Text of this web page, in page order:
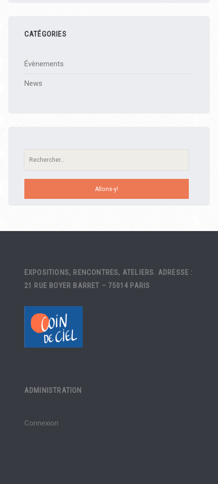
CATÉGORIES
Évènements
News
Recherche:
EXPOSITIONS, RENCONTRES, ATELIERS. ADRESSE :
21 RUE BOYER BARRET – 75014 PARIS
ADMINISTRATION
Connexion